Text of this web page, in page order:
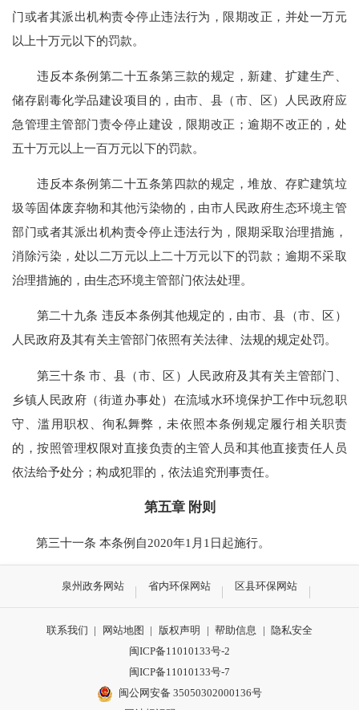
门或者其派出机构责令停止违法行为，限期改正，并处一万元
以上十万元以下的罚款。
违反本条例第二十五条第三款的规定，新建、扩建生产、
储存剧毒化学品建设项目的，由市、县（市、区）人民政府应
急管理主管部门责令停止建设，限期改正；逾期不改正的，处
五十万元以上一百万元以下的罚款。
违反本条例第二十五条第四款的规定，堆放、存贮建筑垃
圾等固体废弃物和其他污染物的，由市人民政府生态环境主管
部门或者其派出机构责令停止违法行为，限期采取治理措施，
消除污染，处以二万元以上二十万元以下的罚款；逾期不采取
治理措施的，由生态环境主管部门依法处理。
第二十九条 违反本条例其他规定的，由市、县（市、区）
人民政府及其有关主管部门依照有关法律、法规的规定处罚。
第三十条 市、县（市、区）人民政府及其有关主管部门、
乡镇人民政府（街道办事处）在流域水环境保护工作中玩忽职
守、滥用职权、徇私舞弊，未依照本条例规定履行相关职责
的，按照管理权限对直接负责的主管人员和其他直接责任人员
依法给予处分；构成犯罪的，依法追究刑事责任。
第五章 附则
第三十一条 本条例自2020年1月1日起施行。
泉州政务网站 省内环保网站 区县环保网站
联系我们 | 网站地图 | 版权声明 | 帮助信息 | 隐私安全
闽ICP备11010133号-2
闽ICP备11010133号-7
闽公网安备 35050302000136号